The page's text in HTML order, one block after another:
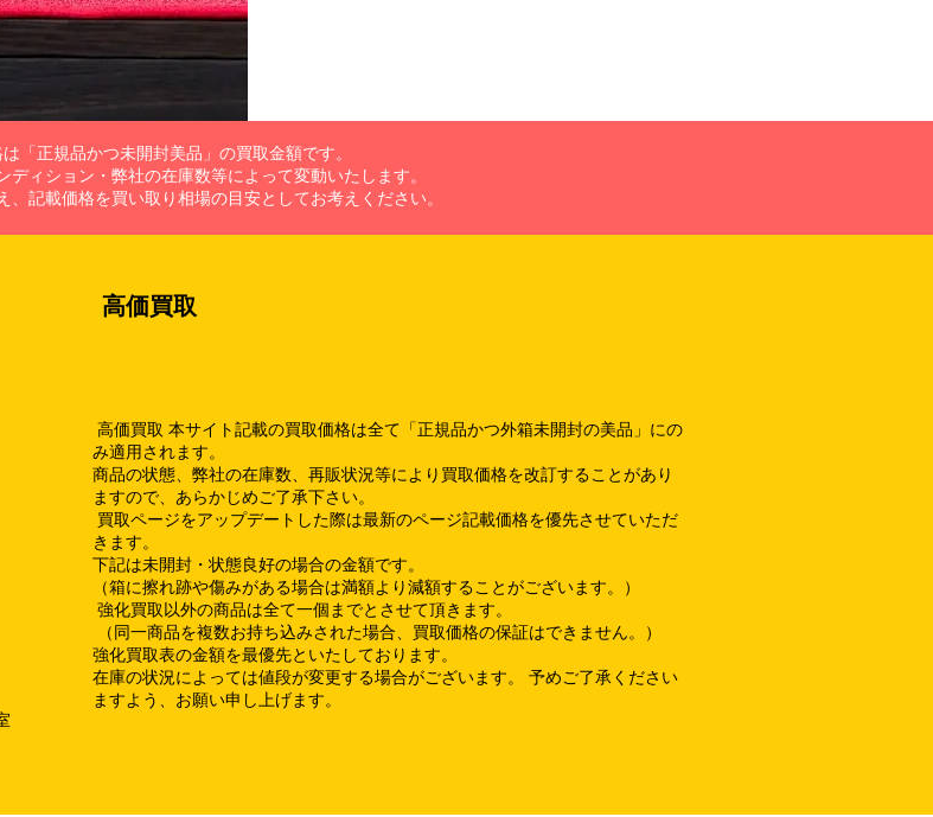
「正規品かつ未開封美品」の買取金額です。
ディション・弊社の在庫数等によって変動いたします。
、記載価格を買い取り相場の目安としてお考えください。
高価買取
高価買取 本サイト記載の買取価格は全て「正規品かつ外箱未開封の美品」にの
み適用されます。
商品の状態、弊社の在庫数、再販状況等により買取価格を改訂することがあり
ますので、あらかじめご了承下さい。
買取ページをアップデートした際は最新のページ記載価格を優先させていただ
きます。
下記は未開封・状態良好の場合の金額です。
（箱に擦れ跡や傷みがある場合は満額より減額することがございます。）
強化買取以外の商品は全て一個までとさせて頂きます。
（同一商品を複数お持ち込みされた場合、買取価格の保証はできません。）
強化買取表の金額を最優先といたしております。
在庫の状況によっては値段が変更する場合がございます。 予めご了承ください
ますよう、お願い申し上げます。